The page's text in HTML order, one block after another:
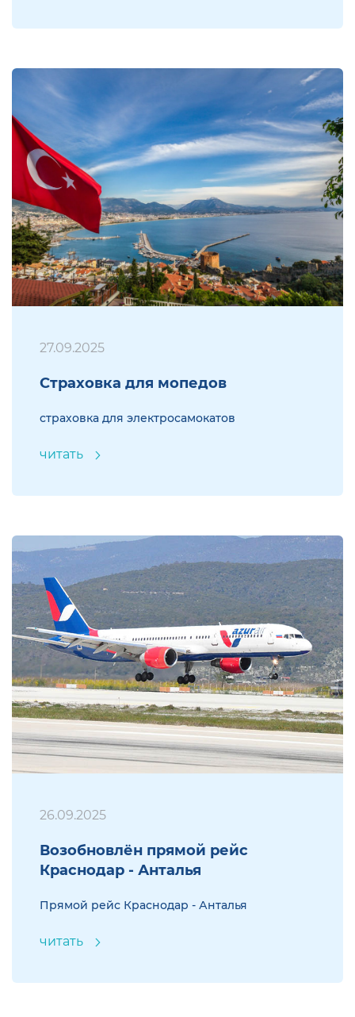
27.09.2025
Страховка для мопедов
страховка для электросамокатов
читать
26.09.2025
Возобновлён прямой рейс
Краснодар - Анталья
Прямой рейс Краснодар - Анталья
читать